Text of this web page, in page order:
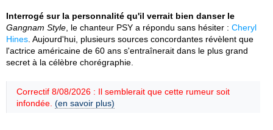
Interrogé sur la personnalité qu'il verrait bien danser le
Gangnam Style , le chanteur PSY a répondu sans hésiter : Cheryl
Hines . Aujourd'hui, plusieurs sources concordantes révèlent que
l'actrice américaine de 60 ans s'entraînerait dans le plus grand
secret à la célèbre chorégraphie.
Correctif 8/08/2026 : Il semblerait que cette rumeur soit
infondée. (en savoir plus)